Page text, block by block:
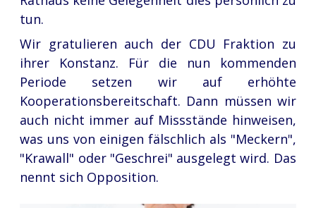
tun.
Wir gratulieren auch der CDU Fraktion zu
ihrer Konstanz. Für die nun kommenden
Periode setzen wir auf erhöhte
Kooperationsbereitschaft. Dann müssen wir
auch nicht immer auf Missstände hinweisen,
was uns von einigen fälschlich als "Meckern",
"Krawall" oder "Geschrei" ausgelegt wird. Das
nennt sich Opposition.